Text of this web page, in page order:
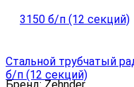
Стальной трубчатый
б/п (12 секций)